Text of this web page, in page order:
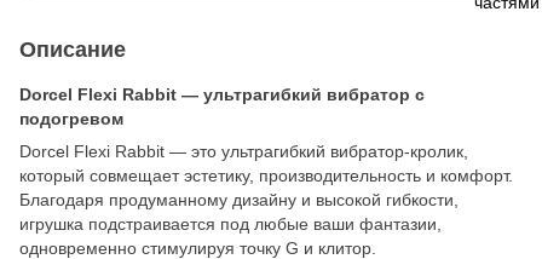
Описание
Dorcel Flexi Rabbit — ультрагибкий вибратор с
подогревом
Dorcel Flexi Rabbit — это ультрагибкий вибратор-кролик,
который совмещает эстетику, производительность и комфорт.
Благодаря продуманному дизайну и высокой гибкости,
игрушка подстраивается под любые ваши фантазии,
одновременно стимулируя точку G и клитор.